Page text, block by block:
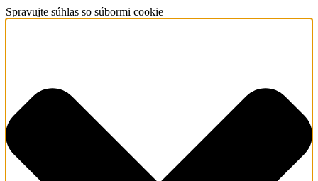
Spravujte súhlas so súbormi cookie